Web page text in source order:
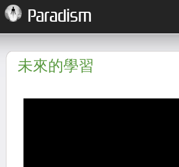
Paradism
未來的學習